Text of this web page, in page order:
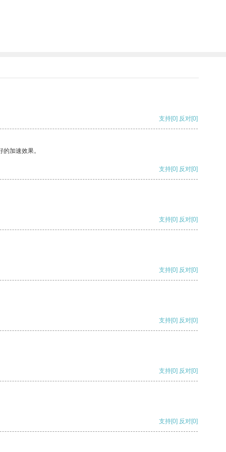
支持[0] 反对[0]
加速效果。
支持[0] 反对[0]
支持[0] 反对[0]
支持[0] 反对[0]
支持[0] 反对[0]
支持[0] 反对[0]
支持[0] 反对[0]